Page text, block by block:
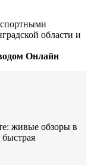
области и
Онлайн
живые обзоры в